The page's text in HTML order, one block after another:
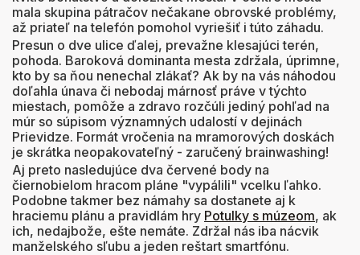
mala skupina pátračov nečakane obrovské problémy,
až priateľ na telefón pomohol vyriešiť i túto záhadu.
Presun o dve ulice ďalej, prevažne klesajúci terén,
pohoda. Baroková dominanta mesta zdržala, úprimne,
kto by sa ňou nenechal zlákať? Ak by na vás náhodou
doľahla únava či nebodaj márnosť práve v týchto
miestach, pomôže a zdravo rozčúli jediný pohľad na
múr so súpisom významných udalostí v dejinách
Prievidze. Formát vročenia na mramorových doskách
je skrátka neopakovateľný - zaručený brainwashing!
Aj preto nasledujúce dva červené body na
čiernobielom hracom pláne "vypálili" vcelku ľahko.
Podobne takmer bez námahy sa dostanete aj k
hraciemu plánu a pravidlám hry Potulky s múzeom, ak
ich, nedajbože, ešte nemáte. Zdržal nás iba nácvik
manželského sľubu a jeden reštart smartfónu.